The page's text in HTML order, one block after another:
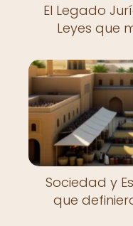
El Legado
Leyes que
Sociedad y
que